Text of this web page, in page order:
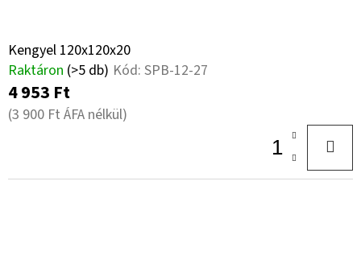
Kengyel 120x120x20
Raktáron (>5 db) Kód: SPB-12-27
4 953 Ft
(3 900 Ft ÁFA nélkül)